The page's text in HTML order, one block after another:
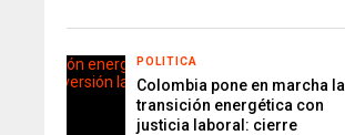
POLITICA
Colombia pone en marcha la
transición energética con
justicia laboral: cierre